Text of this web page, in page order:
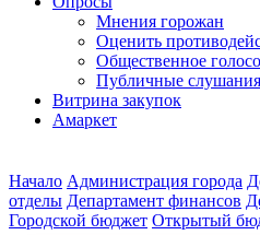
Мнения горожан
Оценить
Общественное
Публичные слушания
Витрина закупок
Амаркет
Начало Администрация города
отделы Департамент финансов
Городской бюджет Открытый